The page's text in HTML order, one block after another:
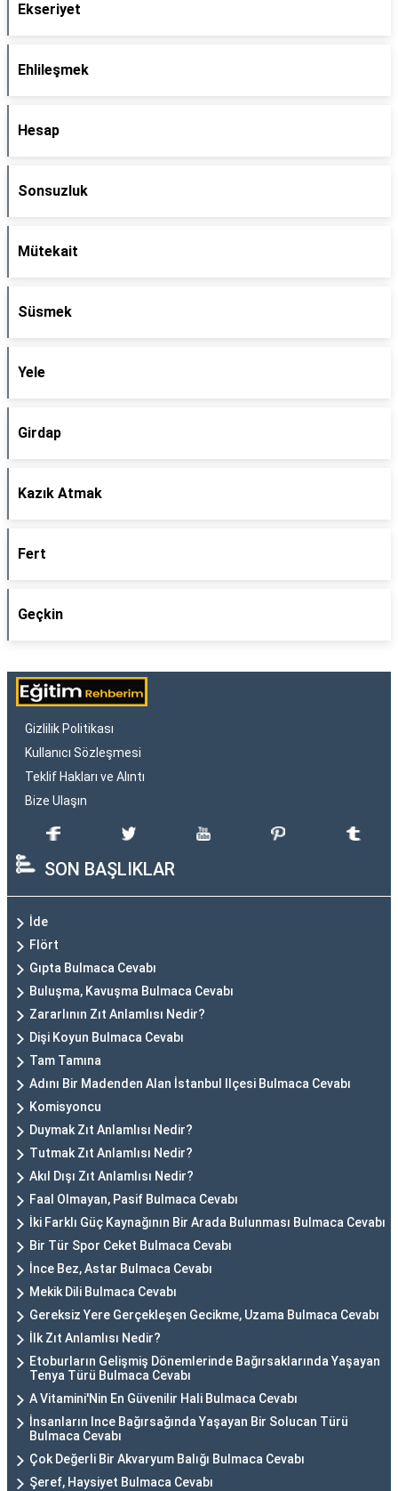
Ekseriyet
Ehlileşmek
Hesap
Sonsuzluk
Mütekait
Süsmek
Yele
Girdap
Kazık Atmak
Fert
Geçkin
Gizlilik Politikası
Kullanıcı Sözleşmesi
Teklif Hakları ve Alıntı
Bize Ulaşın
SON BAŞLIKLAR
İde
Flört
Gıpta Bulmaca Cevabı
Buluşma, Kavuşma Bulmaca Cevabı
Zararlının Zıt Anlamlısı Nedir?
Dişi Koyun Bulmaca Cevabı
Tam Tamına
Adını Bir Madenden Alan İstanbul Ilçesi Bulmaca Cevabı
Komisyoncu
Duymak Zıt Anlamlısı Nedir?
Tutmak Zıt Anlamlısı Nedir?
Akıl Dışı Zıt Anlamlısı Nedir?
Faal Olmayan, Pasif Bulmaca Cevabı
İki Farklı Güç Kaynağının Bir Arada Bulunması Bulmaca Cevabı
Bir Tür Spor Ceket Bulmaca Cevabı
İnce Bez, Astar Bulmaca Cevabı
Mekik Dili Bulmaca Cevabı
Gereksiz Yere Gerçekleşen Gecikme, Uzama Bulmaca Cevabı
İlk Zıt Anlamlısı Nedir?
Etoburların Gelişmiş Dönemlerinde Bağırsaklarında Yaşayan
Tenya Türü Bulmaca Cevabı
A Vitamini'Nin En Güvenilir Hali Bulmaca Cevabı
İnsanların Ince Bağırsağında Yaşayan Bir Solucan Türü
Bulmaca Cevabı
Çok Değerli Bir Akvaryum Balığı Bulmaca Cevabı
Şeref, Haysiyet Bulmaca Cevabı